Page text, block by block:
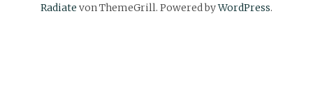
Radiate von ThemeGrill. Powered byWordPress.